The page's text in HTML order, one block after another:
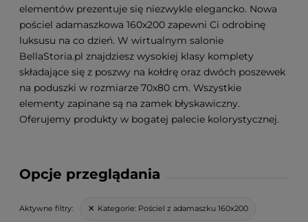
Opcje przeglądania
Aktywne filtry: Kategorie: Pościel z adamaszku 160x200
elementów prezentuje się niezwykle elegancko. Nowa
pościel adamaszkowa 160x200 zapewni Ci odrobinę
luksusu na co dzień. W wirtualnym salonie
BellaStoria.pl znajdziesz wysokiej klasy komplety
składające się z poszwy na kołdrę oraz dwóch poszewek
na poduszki w rozmiarze 70x80 cm. Wszystkie
elementy zapinane są na zamek błyskawiczny.
Oferujemy produkty w bogatej palecie kolorystycznej.